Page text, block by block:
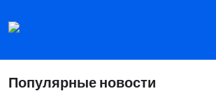
Популярные новости